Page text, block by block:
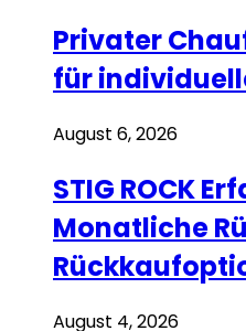
Privater
für
August 6, 2026
STIG ROCK
Monatliche
August 4, 2026